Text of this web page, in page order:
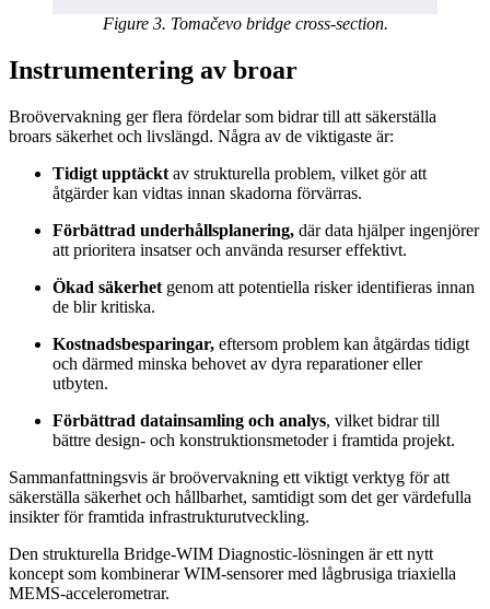
Figure 3. Tomačevo bridge cross-section.
Instrumentering av broar
Broövervakning ger flera fördelar som bidrar till att säkerställa
broars säkerhet och livslängd. Några av de viktigaste är:
Tidigt upptäckt av strukturella problem, vilket gör att
åtgärder kan vidtas innan skadorna förvärras.
Förbättrad underhållsplanering, där data hjälper ingenjörer
att prioritera insatser och använda resurser effektivt.
Ökad säkerhet genom att potentiella risker identifieras innan
de blir kritiska.
Kostnadsbesparingar, eftersom problem kan åtgärdas tidigt
och därmed minska behovet av dyra reparationer eller
utbyten.
Förbättrad datainsamling och analys, vilket bidrar till
bättre design- och konstruktionsmetoder i framtida projekt.
Sammanfattningsvis är broövervakning ett viktigt verktyg för att
säkerställa säkerhet och hållbarhet, samtidigt som det ger värdefulla
insikter för framtida infrastrukturutveckling.
Den strukturella Bridge-WIM Diagnostic-lösningen är ett nytt
koncept som kombinerar WIM-sensorer med lågbrusiga triaxiella
MEMS-accelerometrar.